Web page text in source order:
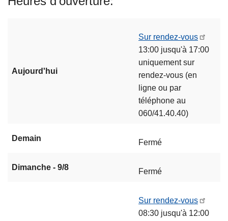
Aujourd'hui
Sur rendez-vous
13:00 jusqu'à 17:00
uniquement sur
rendez-vous (en
ligne ou par
téléphone au
060/41.40.40)
Demain Fermé
Dimanche - 9/8 Fermé
Sur rendez-vous
08:30 jusqu'à 12:00